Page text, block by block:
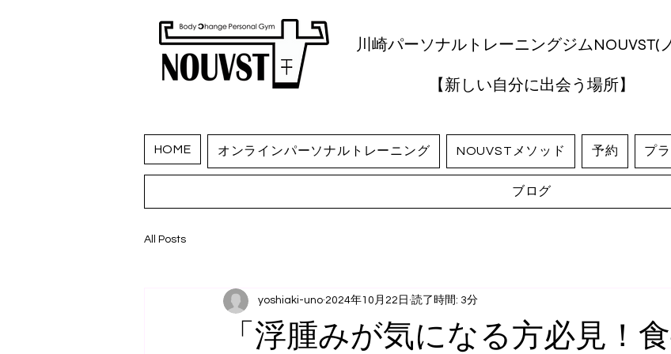
川崎パーソナルトレーニングジムNOUVST(
​【新しい自分に出会う場所】
HOME オンラインパーソナルトレーニング NOUVSTメソッド 予約 プ
ブログ
All Posts
「浮腫みが気になる方必見！
yoshiaki-uno 2024年10月22日 読了時間: 3分